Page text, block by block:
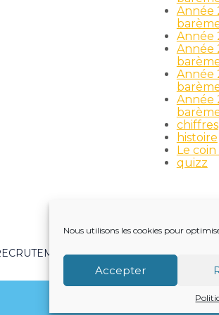
Nous utilisons les cookies pour
Accepter
Année
Année
Année
Année
Année
chiffres
histoire
Le
quizz
NOTRE ACTUALITÉ